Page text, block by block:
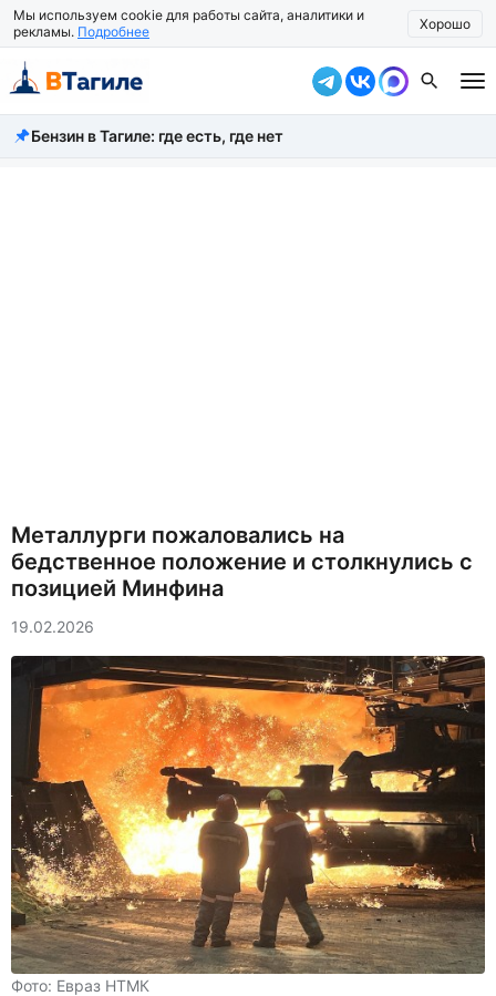
Мы используем cookie для работы сайта, аналитики и
рекламы. Подробнее Хорошо
Все новости
Бензин в Тагиле: где есть, где нет
Металлурги пожаловались на
бедственное положение и столкнулись с
позицией Минфина
19.02.2026
Фото: Евраз НТМК